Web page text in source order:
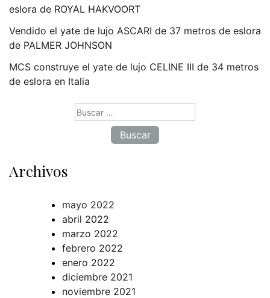
eslora de ROYAL HAKVOORT
Vendido el yate de lujo ASCARI de 37 metros de eslora
de PALMER JOHNSON
MCS construye el yate de lujo CELINE III de 34 metros
de eslora en Italia
Archivos
mayo 2022
abril 2022
marzo 2022
febrero 2022
enero 2022
diciembre 2021
noviembre 2021